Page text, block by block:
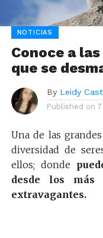
NOTICIAS
Conoce a
que se
By Leidy
Published on
Una de las
diversidad de
ellos; donde
desde los más
extravagantes.